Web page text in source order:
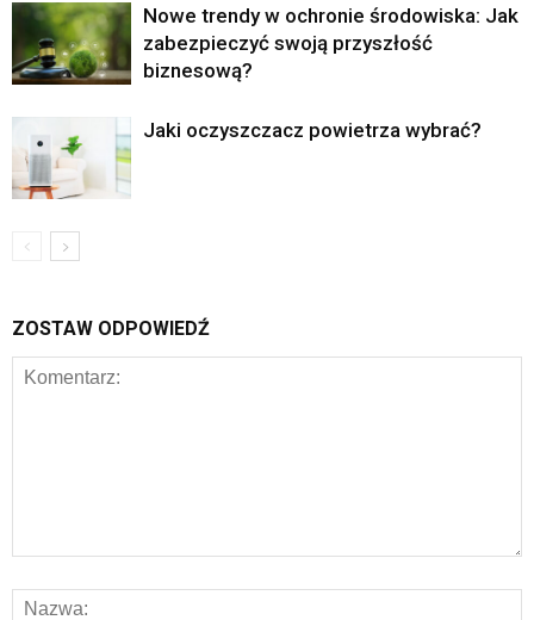
Nowe trendy w ochronie środowiska: Jak
zabezpieczyć swoją przyszłość
biznesową?
Jaki oczyszczacz powietrza wybrać?
ZOSTAW ODPOWIEDŹ